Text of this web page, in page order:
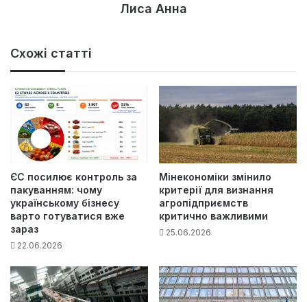
Лиса Анна
Схожі статті
ЄС посилює контроль за
пакуванням: чому
українському бізнесу
варто готуватися вже
зараз
22.06.2026
Мінекономіки змінило
критерії для визнання
агропідприємств
критично важливими
25.06.2026